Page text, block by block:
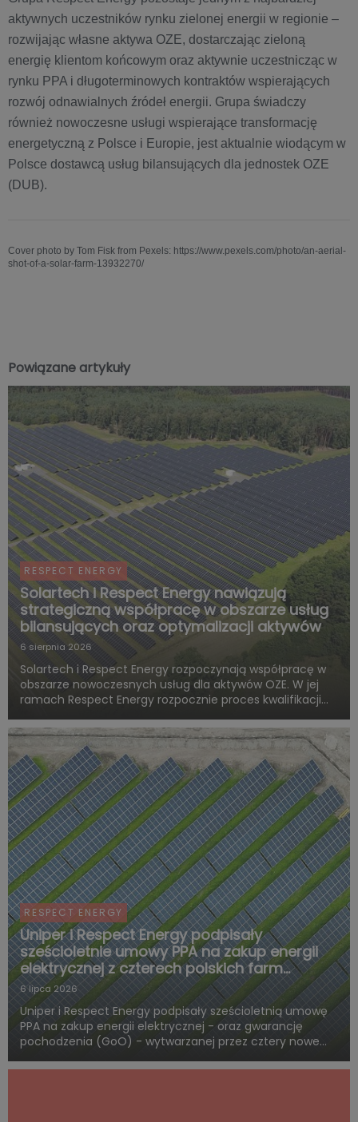
aktywnych uczestników rynku zielonej energii w regionie –
rozwijając własne aktywa OZE, dostarczając zieloną
energię klientom końcowym oraz aktywnie uczestnicząc w
rynku PPA i długoterminowych kontraktów wspierających
rozwój odnawialnych źródeł energii. Grupa świadczy
również nowoczesne usługi wspierające transformację
energetyczną z Polsce i Europie, jest aktualnie wiodącym w
Polsce dostawcą usług bilansujących dla jednostek OZE
(DUB).
Cover photo by Tom Fisk from Pexels: https://www.pexels.com/photo/an-aerial-
shot-of-a-solar-farm-13932270/
Powiązane artykuły
RESPECT ENERGY
Solartech i Respect Energy nawiązują
strategiczną współpracę w obszarze usług
bilansujących oraz optymalizacji aktywów
6 sierpnia 2026
Solartech i Respect Energy rozpoczynają współpracę w
obszarze nowoczesnych usług dla aktywów OZE. W jej
ramach Respect Energy rozpocznie proces kwalifikacji
(każda o mocy 10 MW) – do rynku usług bilansujących
RESPECT ENERGY
Uniper i Respect Energy podpisały
sześcioletnie umowy PPA na zakup energii
elektrycznej z czterech polskich farm
fotowoltaicznych Uniper
6 lipca 2026
Uniper i Respect Energy podpisały sześcioletnią umowę
PPA na zakup energii elektrycznej - oraz gwarancję
pochodzenia (GoO) - wytwarzanej przez cztery nowe
mocy 219 MWp. Umowa stanowi ważny krok w realizacji